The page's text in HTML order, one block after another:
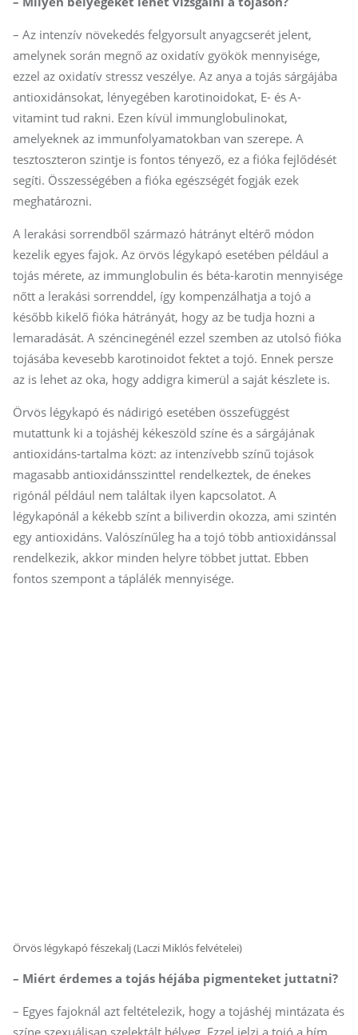
– Az intenzív növekedés felgyorsult anyagcserét jelent,
amelynek során megnő az oxidatív gyökök mennyisége,
ezzel az oxidatív stressz veszélye. Az anya a tojás sárgájába
antioxidánsokat, lényegében karotinoidokat, E- és A-
vitamint tud rakni. Ezen kívül immunglobulinokat,
amelyeknek az immunfolyamatokban van szerepe. A
tesztoszteron szintje is fontos tényező, ez a fióka fejlődését
segíti. Összességében a fióka egészségét fogják ezek
meghatározni.
A lerakási sorrendből származó hátrányt eltérő módon
kezelik egyes fajok. Az örvös légykapó esetében például a
tojás mérete, az immunglobulin és béta-karotin mennyisége
nőtt a lerakási sorrenddel, így kompenzálhatja a tojó a
később kikelő fióka hátrányát, hogy az be tudja hozni a
lemaradását. A széncinegénél ezzel szemben az utolsó fióka
tojásába kevesebb karotinoidot fektet a tojó. Ennek persze
az is lehet az oka, hogy addigra kimerül a saját készlete is.
Örvös légykapó és nádirigó esetében összefüggést
mutattunk ki a tojáshéj kékeszöld színe és a sárgájának
antioxidáns-tartalma közt: az intenzívebb színű tojások
magasabb antioxidánsszinttel rendelkeztek, de énekes
rigónál például nem találtak ilyen kapcsolatot. A
légykapónál a kékebb színt a biliverdin okozza, ami szintén
egy antioxidáns. Valószínűleg ha a tojó több antioxidánssal
rendelkezik, akkor minden helyre többet juttat. Ebben
fontos szempont a táplálék mennyisége.
Örvös légykapó fészekalj (Laczi Miklós felvételei)
– Miért érdemes a tojás héjába pigmenteket juttatni?
– Egyes fajoknál azt feltételezik, hogy a tojáshéj mintázata és